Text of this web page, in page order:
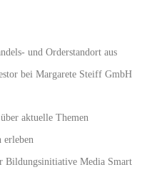
und Orderstandort aus
bei Margarete Steiff GmbH
aktuelle Themen
erleben
Bildungsinitiative Media Smart